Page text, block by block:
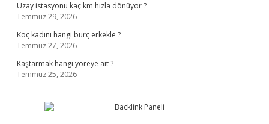
Uzay istasyonu kaç km hızla dönüyor ?
Temmuz 29, 2026
Koç kadını hangi burç erkekle ?
Temmuz 27, 2026
Kaştarmak hangi yöreye ait ?
Temmuz 25, 2026